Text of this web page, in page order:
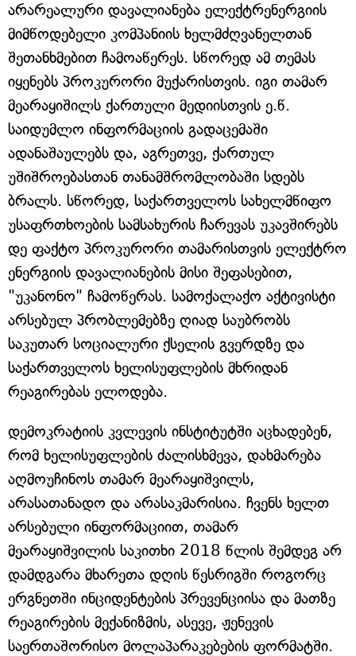
არარეალური დავალიანება ელექტრენერგიის
მიმწოდებელი კომპანიის ხელმძღვანელთან
შეთანხმებით ჩამოაწერეს. სწორედ ამ თემას
იყენებს პროკურორი მუქარისთვის. იგი თამარ
მეარაყიშილს ქართული მედიისთვის ე.წ.
საიდუმლო ინფორმაციის გადაცემაში
ადანაშაულებს და, აგრეთვე, ქართულ
უშიშროებასთან თანამშრომლობაში სდებს
ბრალს. სწორედ, საქართველოს სახელმწიფო
უსაფრთხოების სამსახურის ჩარევას უკავშირებს
დე ფაქტო პროკურორი თამარისთვის ელექტრო
ენერგიის დავალიანების მისი შეფასებით,
"უკანონო" ჩამოწერას. სამოქალაქო აქტივისტი
არსებულ პრობლემებზე ღიად საუბრობს
საკუთარ სოციალური ქსელის გვერდზე და
საქართველოს ხელისუფლების მხრიდან
რეაგირებას ელოდება.
დემოკრატიის კვლევის ინსტიტუტში აცხადებენ,
რომ ხელისუფლების ძალისხმევა, დახმარება
აღმოუჩინოს თამარ მეარაყიშვილს,
არასათანადო და არასაკმარისია. ჩვენს ხელთ
არსებული ინფორმაციით, თამარ
მეარაყიშვილის საკითხი 2018 წლის შემდეგ არ
დამდგარა მხარეთა დღის წესრიგში როგორც
ერგნეთში ინციდენტების პრევენციისა და მათზე
რეაგირების მექანიზმის, ასევე, ჟენევის
საერთაშორისო მოლაპარაკებების ფორმატში.